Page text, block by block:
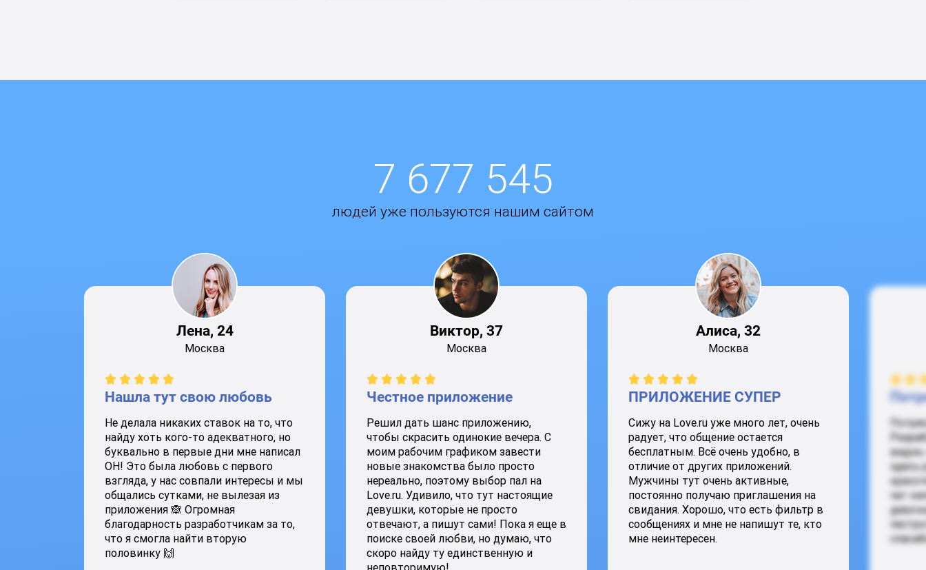
7 677 545
людей уже пользуются нашим сайтом
Лена, 24
Москва
Нашла тут свою любовь
Не делала никаких ставок на то, что
найду хоть кого-то адекватного, но
буквально в первые дни мне написал
ОН! Это была любовь с первого
взгляда, у нас совпали интересы и мы
общались сутками, не вылезая из
приложения 🙈 Огромная
благодарность разработчикам за то,
что я смогла найти вторую
половинку 🙌
Виктор, 37
Москва
Честное приложение
Решил дать шанс приложению,
чтобы скрасить одинокие вечера. С
моим рабочим графиком завести
новые знакомства было просто
нереально, поэтому выбор пал на
Love.ru. Удивило, что тут настоящие
девушки, которые не просто
отвечают, а пишут сами! Пока я еще в
поиске своей любви, но думаю, что
скоро найду ту единственную и
неповторимую!
Алиса, 32
Москва
ПРИЛОЖЕНИЕ СУПЕР
Сижу на Love.ru уже много лет, очень
радует, что общение остается
бесплатным. Всё очень удобно, в
отличие от других приложений.
Мужчины тут очень активные,
постоянно получаю приглашения на
свидания. Хорошо, что есть фильтр в
сообщениях и мне не напишут те, кто
мне неинтересен.
здесь
чат